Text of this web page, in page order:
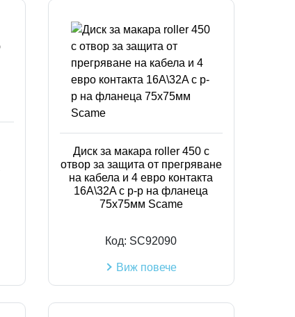
Диск за макара roller 450 с
отвор за защита от прегряване
на кабела и 4 евро контакта
16A\32A с р-р на фланеца
75x75мм Scame
Код: SC92090
Виж повече